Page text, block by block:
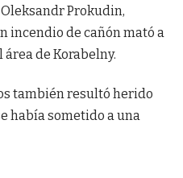
Prokudin,
incendio de cañón mató a
de Korabelny.
también resultó herido
había sometido a una